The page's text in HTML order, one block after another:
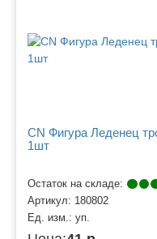
CN Фигура Леденец
1шт
Остаток на складе:
Артикул: 180802
Ед. изм.: уп.